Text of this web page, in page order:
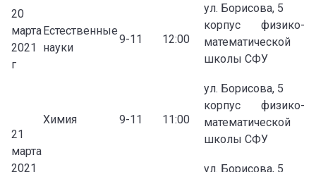
20
марта
2021
г
Естественные
науки
9-11 12:00
ул. Борисова, 5
корпус физико-
математической
школы СФУ
21
марта
2021
Химия 9-11 11:00
ул. Борисова, 5
корпус физико-
математической
школы СФУ
ул. Борисова, 5